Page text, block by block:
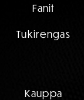
Fanit
Tukirengas
Kauppa